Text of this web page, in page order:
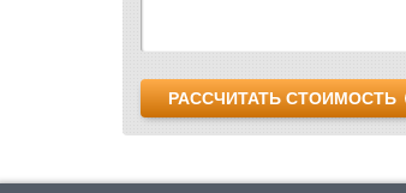
РАССЧИТАТЬ СТОИМОСТЬ